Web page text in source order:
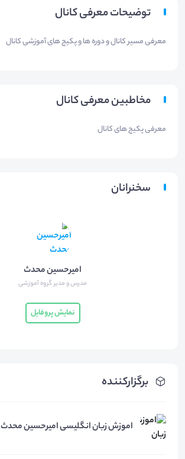
برگزارکننده
اموزش زبان انگلیسی امیرحسین محدث
توضیحات معرفی کانال
معرفی مسیر کانال و دوره ها و پکیج های آموزشی کانال
مخاطبین معرفی کانال
معرفی پکیج های کانال
سخنرانان
امیرحسین محدث
مدرس و مدیر گروه آموزشی
نمایش پروفایل